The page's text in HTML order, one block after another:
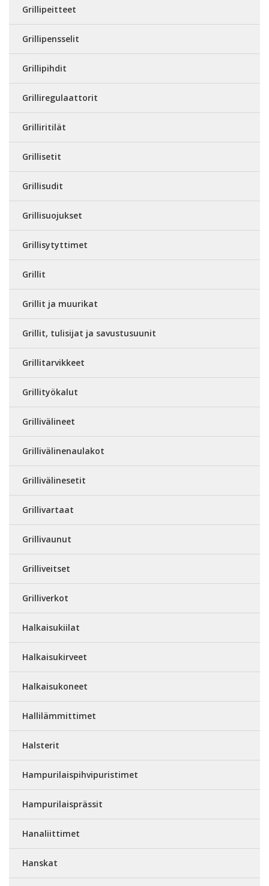
Grillipeitteet
Grillipensselit
Grillipihdit
Grilliregulaattorit
Grilliritilät
Grillisetit
Grillisudit
Grillisuojukset
Grillisytyttimet
Grillit
Grillit ja muurikat
Grillit, tulisijat ja savustusuunit
Grillitarvikkeet
Grillityökalut
Grillivälineet
Grillivälinenaulakot
Grillivälinesetit
Grillivartaat
Grillivaunut
Grilliveitset
Grilliverkot
Halkaisukiilat
Halkaisukirveet
Halkaisukoneet
Hallilämmittimet
Halsterit
Hampurilaispihvipuristimet
Hampurilaisprässit
Hanaliittimet
Hanskat